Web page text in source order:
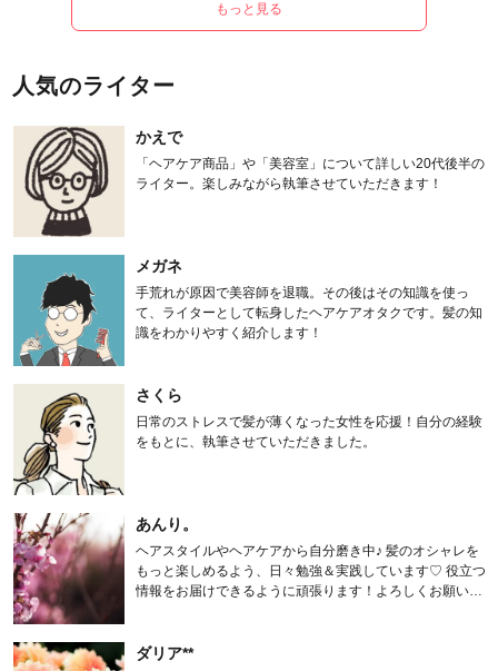
もっと見る
人気のライター
かえで
「ヘアケア商品」や「美容室」について詳しい20代後半の
ライター。楽しみながら執筆させていただきます！
メガネ
手荒れが原因で美容師を退職。その後はその知識を使っ
て、ライターとして転身したヘアケアオタクです。髪の知
識をわかりやすく紹介します！
さくら
日常のストレスで髪が薄くなった女性を応援！自分の経験
をもとに、執筆させていただきました。
あんり。
ヘアスタイルやヘアケアから自分磨き中♪ 髪のオシャレを
もっと楽しめるよう、日々勉強＆実践しています♡ 役立つ
情報をお届けできるように頑張ります！よろしくお願いし
ダリア**